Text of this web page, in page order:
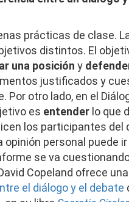
prácticas de clase.
distintos. El
una posición y
justificados y
Por otro lado, en el
es entender lo que
los participantes del
opinión personal puede ir
se va
Copeland ofrece una
el diálogo y el debate